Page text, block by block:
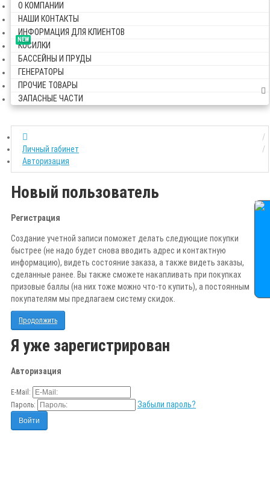
О КОМПАНИИ
НАШИ КОНТАКТЫ
ИНФОРМАЦИЯ ДЛЯ КЛИЕНТОВ
NEW
КОСИЛКИ
БАССЕЙНЫ И ПРУДЫ
ГЕНЕРАТОРЫ
ПРОЧИЕ ТОВАРЫ
ЗАПАСНЫЕ ЧАСТИ
Личный rабинет
Авторизация
Новый пользователь
Регистрация
Создание учетной записи поможет делать следующие покупки
быстрее (не надо будет снова вводить адрес и контактную
информацию), видеть состояние заказа, а также видеть заказы,
сделанные ранее. Вы также сможете накапливать при покупках
призовые баллы (на них тоже можно что-то купить), а постоянным
покупателям мы предлагаем систему скидок.
Продолжить
Я уже зарегистрирован
Авторизация
E-Mail:
Пароль:
Забыли пароль?